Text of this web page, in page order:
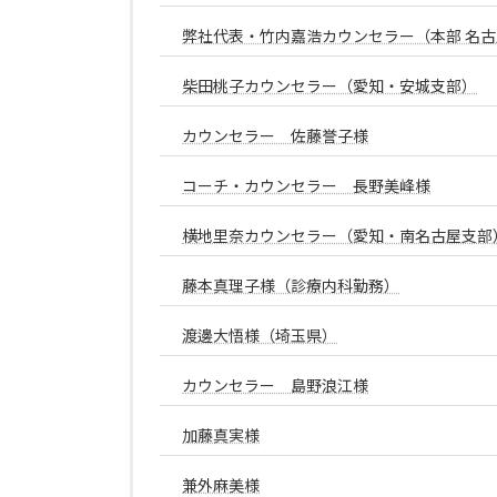
弊社代表・竹内嘉浩カウンセラー（本部 名
柴田桃子カウンセラー（愛知・安城支部）
カウンセラー 佐藤誉子様
コーチ・カウンセラー 長野美峰様
横地里奈カウンセラー（愛知・南名古屋支部
藤本真理子様（診療内科勤務）
渡邊大悟様（埼玉県）
カウンセラー 島野浪江様
加藤真実様
兼外麻美様